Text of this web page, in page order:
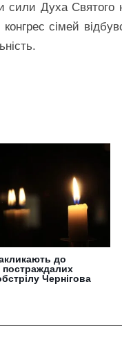
сили Духа Святого
сімей
до
постраждалих
Чернігова